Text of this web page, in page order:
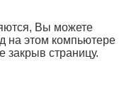
Вы можете
на этом компьютере
страницу.